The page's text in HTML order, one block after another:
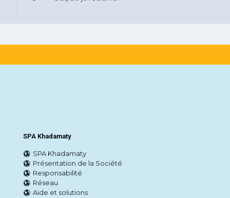
SPA Khadamaty
SPA Khadamaty
Présentation de la Société
Responsabilité
Réseau
Aide et solutions